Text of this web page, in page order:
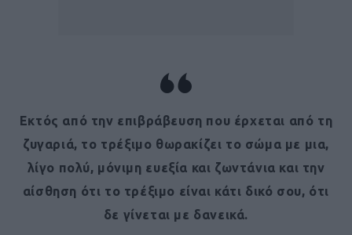
Εκτός από την επιβράβευση που έρχεται από τη
ζυγαριά, το τρέξιμο θωρακίζει το σώμα με μια,
λίγο πολύ, μόνιμη ευεξία και ζωντάνια και την
αίσθηση ότι το τρέξιμο είναι κάτι δικό σου, ότι
δε γίνεται με δανεικά.